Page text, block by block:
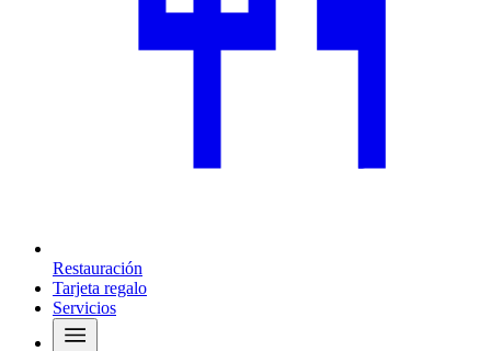
Restauración
Tarjeta regalo
Servicios